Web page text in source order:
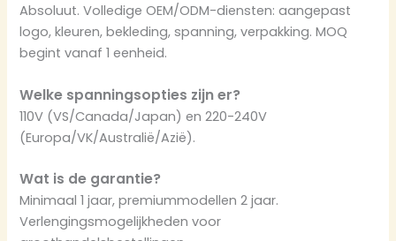
Absoluut. Volledige OEM/ODM-diensten: aangepast
logo, kleuren, bekleding, spanning, verpakking. MOQ
begint vanaf 1 eenheid.
Welke spanningsopties zijn er?
110V (VS/Canada/Japan) en 220-240V
(Europa/VK/Australië/Azië).
Wat is de garantie?
Minimaal 1 jaar, premiummodellen 2 jaar.
Verlengingsmogelijkheden voor